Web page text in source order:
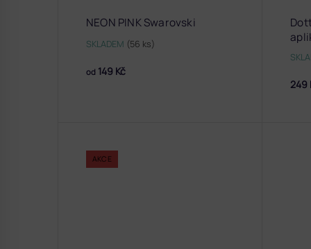
NEON PINK Swarovski
SKLADEM (56 ks)
od 149 Kč
249
AKCE